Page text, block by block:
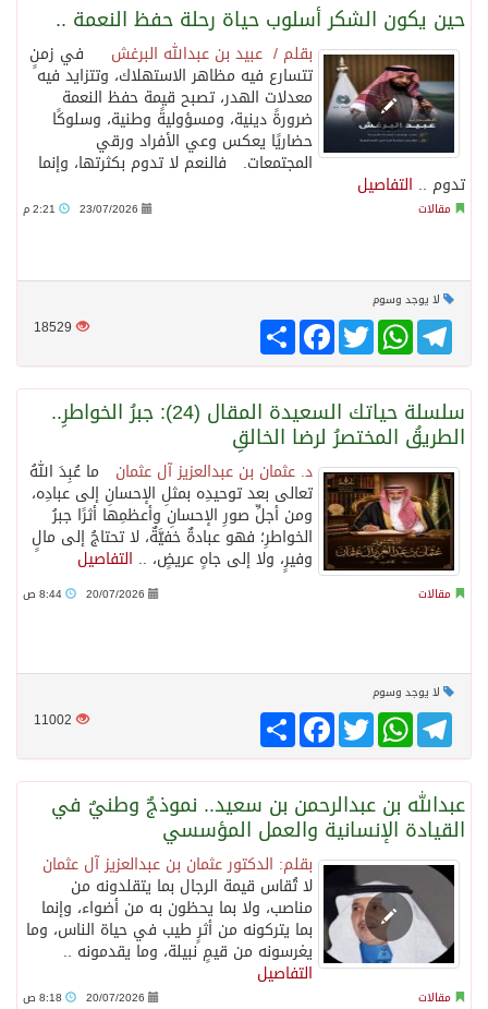
حين يكون الشكر أسلوب حياة رحلة حفظ النعمة ..
بقلم / عبيد بن عبدالله البرغش في زمنٍ
تتسارع فيه مظاهر الاستهلاك، وتتزايد فيه
معدلات الهدر، تصبح قيمة حفظ النعمة
ضرورةً دينية، ومسؤوليةً وطنية، وسلوكًا
حضاريًا يعكس وعي الأفراد ورقي
المجتمعات. فالنعم لا تدوم بكثرتها، وإنما
تدوم .. التفاصيل
مقالات 23/07/2026
لا يوجد وسوم
18529 انشر
FacebookTwitter
WhatsAppTelegram
سلسلة حياتك السعيدة المقال (24): جبرُ الخواطرِ..
الطريقُ المختصرُ لرضا الخالقِ
د. عثمان بن عبدالعزيز آل عثمان ما عُبِدَ اللهُ
تعالى بعد توحيدِه بمثلِ الإحسانِ إلى عبادِه،
ومن أجلِّ صورِ الإحسانِ وأعظمِها أثرًا جبرُ
الخواطرِ؛ فهو عبادةٌ خفيَّةٌ، لا تحتاجُ إلى مالٍ
وفيرٍ، ولا إلى جاهٍ عريضٍ، .. التفاصيل
مقالات 20/07/2026
لا يوجد وسوم
11002 انشر
FacebookTwitter
WhatsAppTelegram
عبدالله بن عبدالرحمن بن سعيد.. نموذجٌ وطنيٌ في
القيادة الإنسانية والعمل المؤسسي
بقلم: الدكتور عثمان بن عبدالعزيز آل عثمان
لا تُقاس قيمة الرجال بما يتقلدونه من
مناصب، ولا بما يحظون به من أضواء، وإنما
بما يتركونه من أثرٍ طيب في حياة الناس، وما
يغرسونه من قيمٍ نبيلة، وما يقدمونه ..
التفاصيل
مقالات 20/07/2026